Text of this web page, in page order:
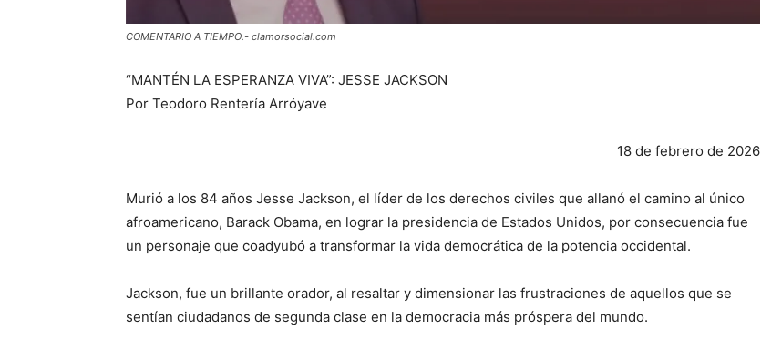
COMENTARIO A TIEMPO.- clamorsocial.com
“MANTÉN LA ESPERANZA VIVA”: JESSE JACKSON
Por Teodoro Rentería Arróyave
18 de febrero de 2026
Murió a los 84 años Jesse Jackson, el líder de los derechos civiles que allanó el camino al único
afroamericano, Barack Obama, en lograr la presidencia de Estados Unidos, por consecuencia fue
un personaje que coadyubó a transformar la vida democrática de la potencia occidental.
Jackson, fue un brillante orador, al resaltar y dimensionar las frustraciones de aquellos que se
sentían ciudadanos de segunda clase en la democracia más próspera del mundo.